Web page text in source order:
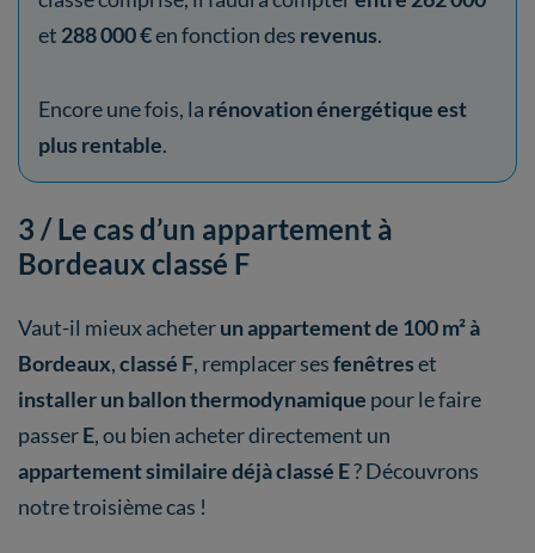
et 288 000 €en fonction des revenus.
Encore une fois, la rénovation énergétique est
plus rentable.
3 / Le cas d’un appartement à
Bordeaux classé F
Vaut-il mieux acheterun appartement de 100 m² à
Bordeaux,classé F, remplacer sesfenêtreset
installer un ballon thermodynamique pour le faire
passerE, ou bien acheter directement un
appartement similaire déjà classé E? Découvrons
notre troisième cas !